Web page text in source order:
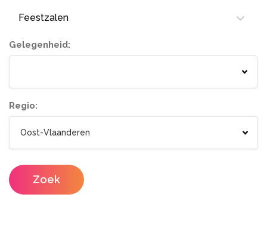
Feestzalen
Tenten
Wc wagen
Lichtletters
Make-up artist
Haarstylisten
Gelegenheid:
Regio:
Zoek